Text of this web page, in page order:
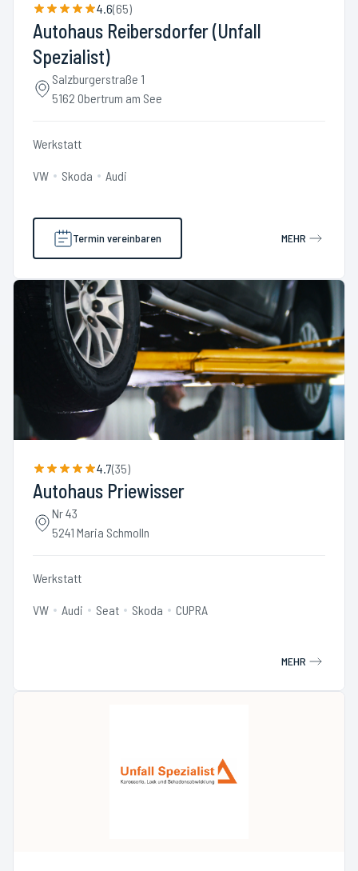
4.6(65)
Autohaus Reibersdorfer (Unfall
Spezialist)
Salzburgerstraße 1
5162 Obertrum am See
Werkstatt
VW Skoda Audi
Termin vereinbaren MEHR
4.7(35)
Autohaus Priewisser
Nr 43
5241 Maria Schmolln
Werkstatt
VW Audi Seat Skoda CUPRA
MEHR